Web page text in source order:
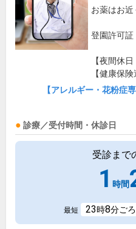
お薬はお近
登園許可証
【夜間休
【健康保険
【アレルギー・花粉症
診療／受付時間・休診日
受診まで
1 時間
最短 23時8分ごろ